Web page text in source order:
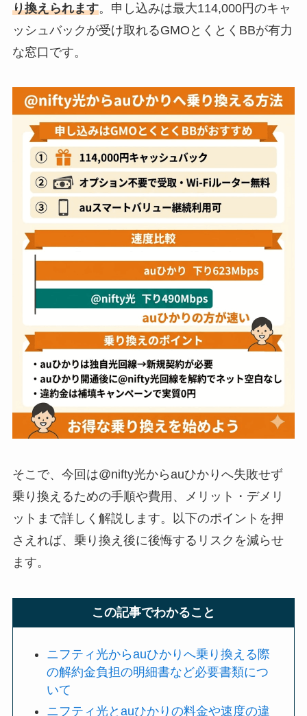
り換えられます。申し込みは最大114,000円のキャ
ッシュバックが受け取れるGMOとくとくBBが有力
な窓口です。
そこで、今回は@nifty光からauひかりへ失敗せず
乗り換えるための手順や費用、メリット・デメリ
ットまで詳しく解説します。以下のポイントを押
さえれば、乗り換え後に後悔するリスクを減らせ
ます。
この記事でわかること
ニフティ光からauひかりへ乗り換える際
の解約金負担の明細書など必要書類につ
いて
ニフティ光とauひかりの料金や速度の違